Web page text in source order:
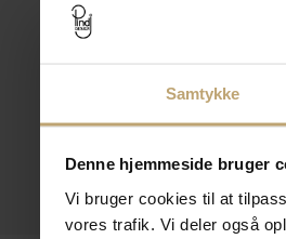
Samtykke
Denne hjemmeside bruger
Vi bruger cookies til at
vores trafik. Vi deler også